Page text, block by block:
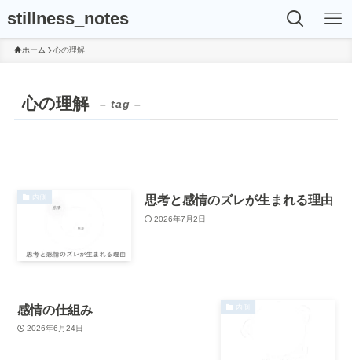
stillness_notes
ホーム 心の理解
心の理解 – tag –
内側 思考と感情のズレが生まれる理由
2026年7月2日
内側
感情の仕組み
2026年6月24日